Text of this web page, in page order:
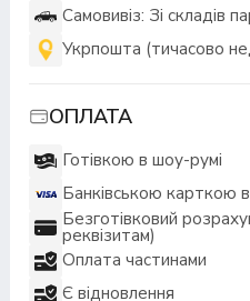
Самовивіз: Зі складів
Укрпошта (тичасово
ОПЛАТА
Готівкою в шоу-румі
Банківською карткою
Безготівковий
реквізитам)
Оплата частинами
Є відновлення